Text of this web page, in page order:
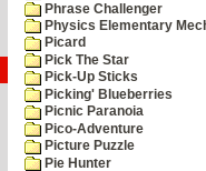
Phrase Challenger
Physics Elementary
Picard
Pick The Star
Pick-Up Sticks
Picking' Blueberries
Picnic Paranoia
Pico-Adventure
Picture Puzzle
Pie Hunter